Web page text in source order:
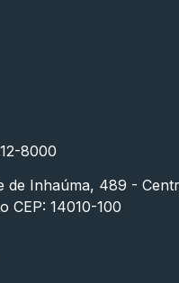
8000
de Inhaúma, 489 -
CEP: 14010-100